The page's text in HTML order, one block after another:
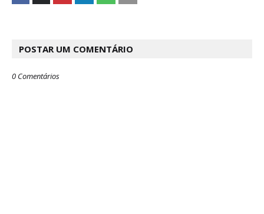
POSTAR UM COMENTÁRIO
0 Comentários